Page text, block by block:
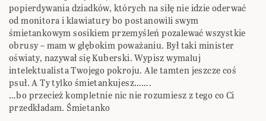
popierdywania dziadków, których na siłę nie idzie oderwać
od monitora i klawiatury bo postanowili swym
śmietankowym sosikiem przemyśleń pozalewać wszystkie
obrusy – mam w głębokim poważaniu. Był taki minister
oświaty, nazywał się Kuberski. Wypisz wymaluj
intelektualista Twojego pokroju. Ale tamten jeszcze coś
psuł. A Ty tylko śmietankujesz…….
…bo przecież kompletnie nic nie rozumiesz z tego co Ci
przedkładam. Śmietanko